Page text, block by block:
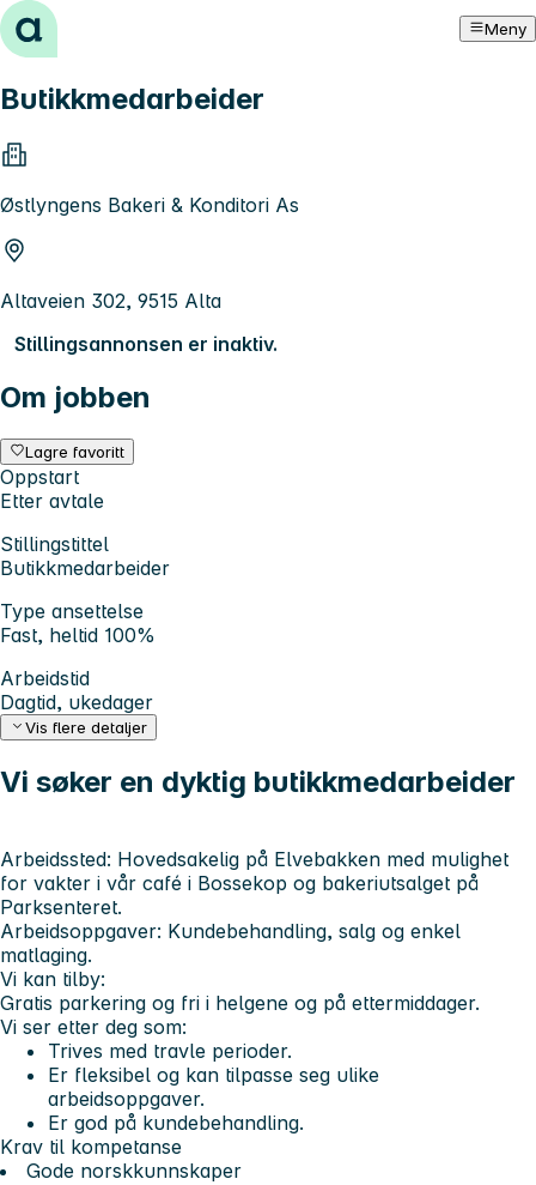
Hopp til innhold Meny
Butikkmedarbeider
Østlyngens Bakeri & Konditori As
Altaveien 302, 9515 Alta
Stillingsannonsen er inaktiv.
Om jobben
Lagre favoritt
Oppstart
Etter avtale
Stillingstittel
Butikkmedarbeider
Type ansettelse
Fast, heltid 100%
Arbeidstid
Dagtid, ukedager
Vis flere detaljer
Vi søker en dyktig butikkmedarbeider
Arbeidssted: Hovedsakelig på Elvebakken med mulighet
for vakter i vår café i Bossekop og bakeriutsalget på
Parksenteret.
Arbeidsoppgaver: Kundebehandling, salg og enkel
matlaging.
Vi kan tilby:
Gratis parkering og fri i helgene og på ettermiddager.
Vi ser etter deg som:
Trives med travle perioder.
Er fleksibel og kan tilpasse seg ulike
arbeidsoppgaver.
Er god på kundebehandling.
Krav til kompetanse
Gode norskkunnskaper